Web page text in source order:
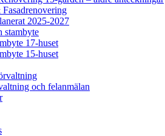
2025-2027
stambyte
17-huset
15-huset
och felanmälan